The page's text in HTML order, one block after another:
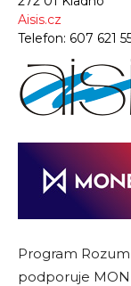
Aisis.cz
Telefon: 607 621
Program
podporuje